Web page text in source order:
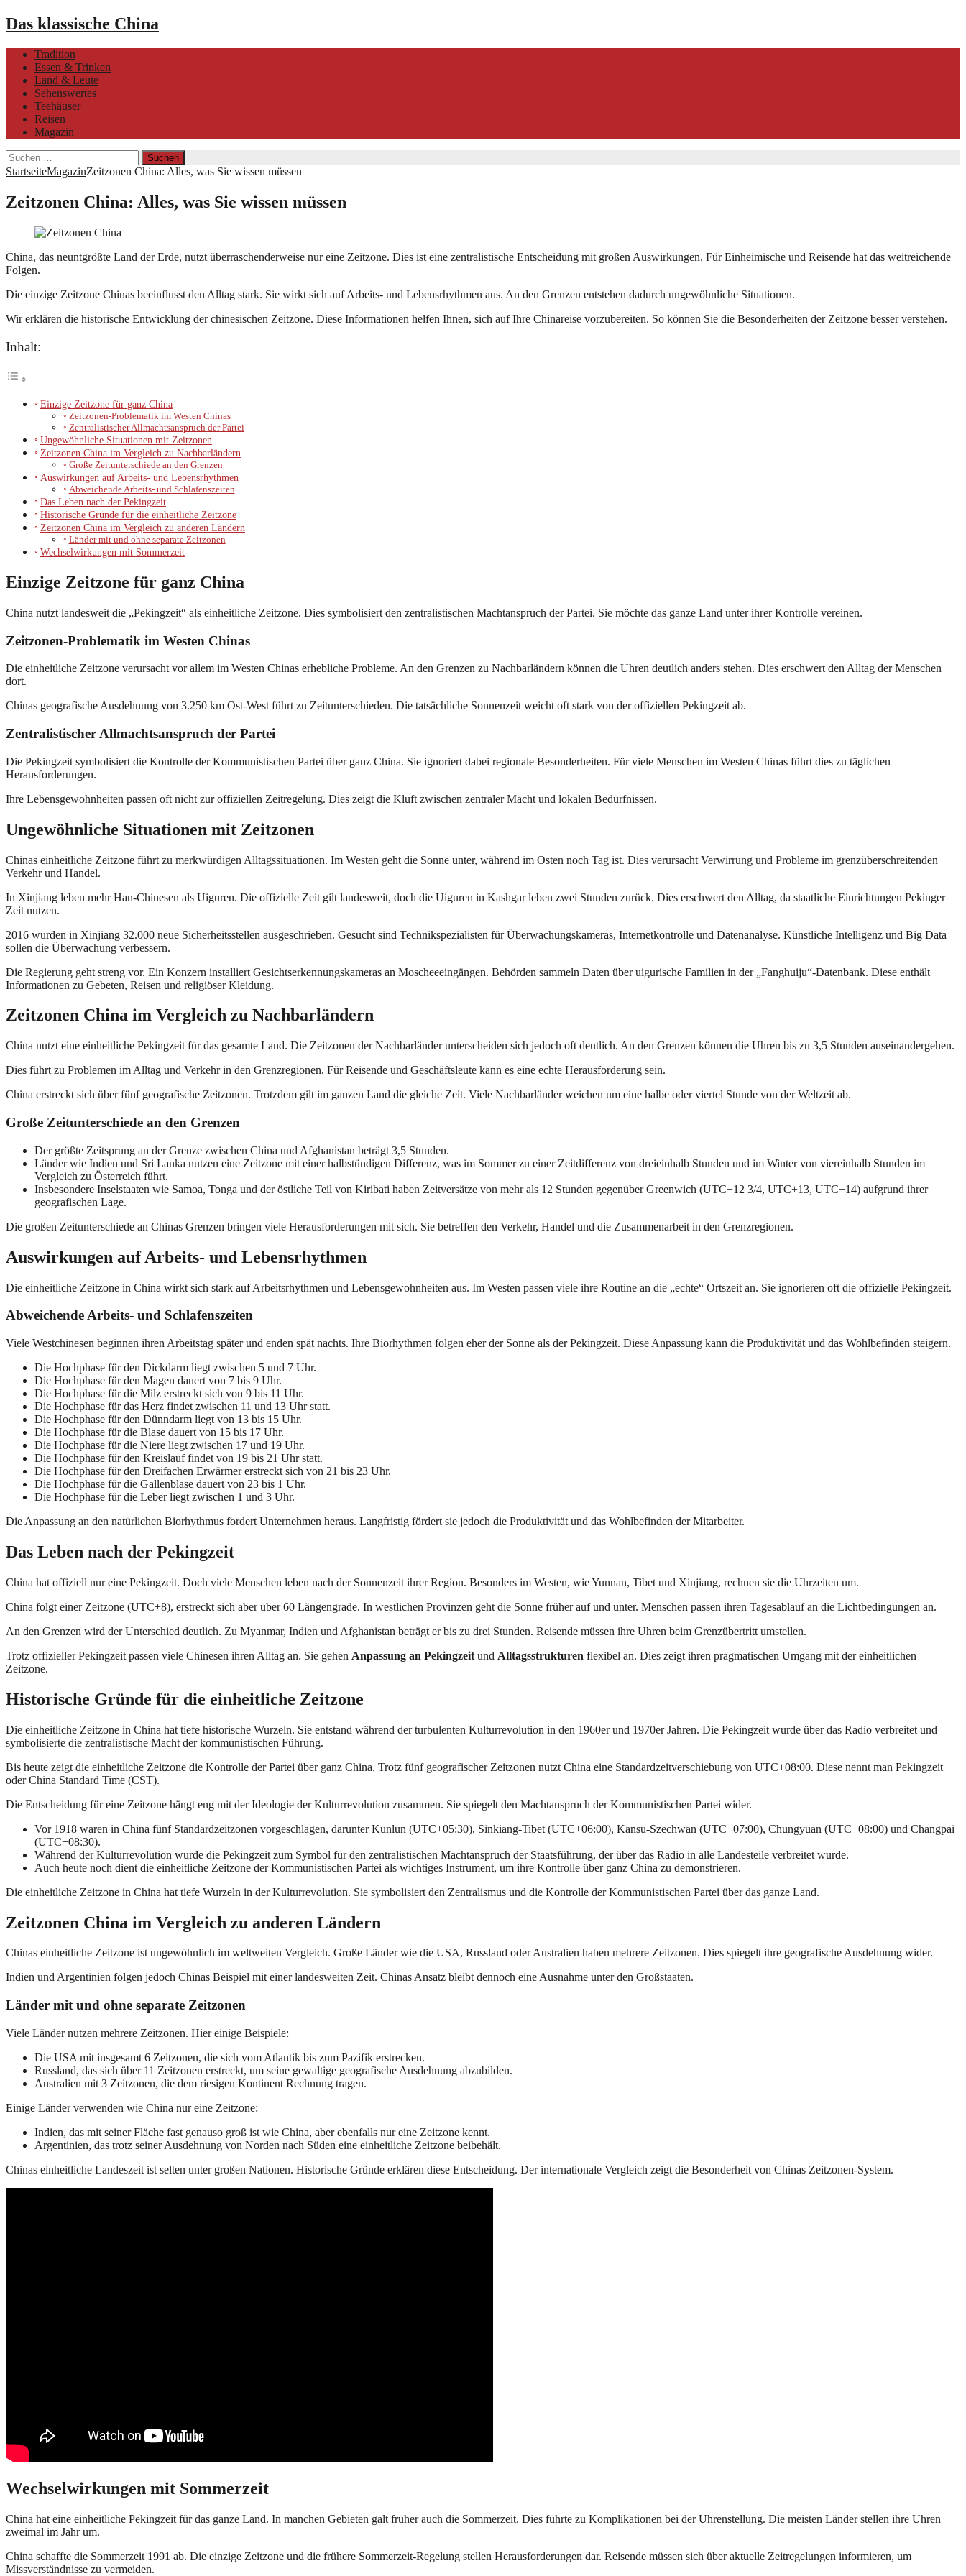
Das klassische China
Tradition
Essen & Trinken
Land & Leute
Sehenswertes
Teehäuser
Reisen
Magazin
Suchen
nach:
StartseiteMagazinZeitzonen China: Alles, was Sie wissen müssen
Zeitzonen China: Alles, was Sie wissen müssen
China, das neuntgrößte Land der Erde, nutzt überraschenderweise nur eine Zeitzone. Dies ist eine zentralistische Entscheidung mit großen Auswirkungen. Für Einheimische und Reisende hat das weitreichende
Folgen.
Die einzige Zeitzone Chinas beeinflusst den Alltag stark. Sie wirkt sich auf Arbeits- und Lebensrhythmen aus. An den Grenzen entstehen dadurch ungewöhnliche Situationen.
Wir erklären die historische Entwicklung der chinesischen Zeitzone. Diese Informationen helfen Ihnen, sich auf Ihre Chinareise vorzubereiten. So können Sie die Besonderheiten der Zeitzone besser verstehen.
Inhalt:
Einzige Zeitzone für ganz China
Zeitzonen-Problematik im Westen Chinas
Zentralistischer Allmachtsanspruch der Partei
Ungewöhnliche Situationen mit Zeitzonen
Zeitzonen China im Vergleich zu Nachbarländern
Große Zeitunterschiede an den Grenzen
Auswirkungen auf Arbeits- und Lebensrhythmen
Abweichende Arbeits- und Schlafenszeiten
Das Leben nach der Pekingzeit
Historische Gründe für die einheitliche Zeitzone
Zeitzonen China im Vergleich zu anderen Ländern
Länder mit und ohne separate Zeitzonen
Wechselwirkungen mit Sommerzeit
Einzige Zeitzone für ganz China
China nutzt landesweit die „Pekingzeit“ als einheitliche Zeitzone. Dies symbolisiert den zentralistischen Machtanspruch der Partei. Sie möchte das ganze Land unter ihrer Kontrolle vereinen.
Zeitzonen-Problematik im Westen Chinas
Die einheitliche Zeitzone verursacht vor allem im Westen Chinas erhebliche Probleme. An den Grenzen zu Nachbarländern können die Uhren deutlich anders stehen. Dies erschwert den Alltag der Menschen
dort.
Chinas geografische Ausdehnung von 3.250 km Ost-West führt zu Zeitunterschieden. Die tatsächliche Sonnenzeit weicht oft stark von der offiziellen Pekingzeit ab.
Zentralistischer Allmachtsanspruch der Partei
Die Pekingzeit symbolisiert die Kontrolle der Kommunistischen Partei über ganz China. Sie ignoriert dabei regionale Besonderheiten. Für viele Menschen im Westen Chinas führt dies zu täglichen
Herausforderungen.
Ihre Lebensgewohnheiten passen oft nicht zur offiziellen Zeitregelung. Dies zeigt die Kluft zwischen zentraler Macht und lokalen Bedürfnissen.
Ungewöhnliche Situationen mit Zeitzonen
Chinas einheitliche Zeitzone führt zu merkwürdigen Alltagssituationen. Im Westen geht die Sonne unter, während im Osten noch Tag ist. Dies verursacht Verwirrung und Probleme im grenzüberschreitenden
Verkehr und Handel.
In Xinjiang leben mehr Han-Chinesen als Uiguren. Die offizielle Zeit gilt landesweit, doch die Uiguren in Kashgar leben zwei Stunden zurück. Dies erschwert den Alltag, da staatliche Einrichtungen Pekinger
Zeit nutzen.
2016 wurden in Xinjiang 32.000 neue Sicherheitsstellen ausgeschrieben. Gesucht sind Technikspezialisten für Überwachungskameras, Internetkontrolle und Datenanalyse. Künstliche Intelligenz und Big Data
sollen die Überwachung verbessern.
Die Regierung geht streng vor. Ein Konzern installiert Gesichtserkennungskameras an Moscheeeingängen. Behörden sammeln Daten über uigurische Familien in der „Fanghuiju“-Datenbank. Diese enthält
Informationen zu Gebeten, Reisen und religiöser Kleidung.
Zeitzonen China im Vergleich zu Nachbarländern
China nutzt eine einheitliche Pekingzeit für das gesamte Land. Die Zeitzonen der Nachbarländer unterscheiden sich jedoch oft deutlich. An den Grenzen können die Uhren bis zu 3,5 Stunden auseinandergehen.
Dies führt zu Problemen im Alltag und Verkehr in den Grenzregionen. Für Reisende und Geschäftsleute kann es eine echte Herausforderung sein.
China erstreckt sich über fünf geografische Zeitzonen. Trotzdem gilt im ganzen Land die gleiche Zeit. Viele Nachbarländer weichen um eine halbe oder viertel Stunde von der Weltzeit ab.
Große Zeitunterschiede an den Grenzen
Der größte Zeitsprung an der Grenze zwischen China und Afghanistan beträgt 3,5 Stunden.
Länder wie Indien und Sri Lanka nutzen eine Zeitzone mit einer halbstündigen Differenz, was im Sommer zu einer Zeitdifferenz von dreieinhalb Stunden und im Winter von viereinhalb Stunden im
Vergleich zu Österreich führt.
Insbesondere Inselstaaten wie Samoa, Tonga und der östliche Teil von Kiribati haben Zeitversätze von mehr als 12 Stunden gegenüber Greenwich (UTC+12 3/4, UTC+13, UTC+14) aufgrund ihrer
geografischen Lage.
Die großen Zeitunterschiede an Chinas Grenzen bringen viele Herausforderungen mit sich. Sie betreffen den Verkehr, Handel und die Zusammenarbeit in den Grenzregionen.
Auswirkungen auf Arbeits- und Lebensrhythmen
Die einheitliche Zeitzone in China wirkt sich stark auf Arbeitsrhythmen und Lebensgewohnheiten aus. Im Westen passen viele ihre Routine an die „echte“ Ortszeit an. Sie ignorieren oft die offizielle Pekingzeit.
Abweichende Arbeits- und Schlafenszeiten
Viele Westchinesen beginnen ihren Arbeitstag später und enden spät nachts. Ihre Biorhythmen folgen eher der Sonne als der Pekingzeit. Diese Anpassung kann die Produktivität und das Wohlbefinden steigern.
Die Hochphase für den Dickdarm liegt zwischen 5 und 7 Uhr.
Die Hochphase für den Magen dauert von 7 bis 9 Uhr.
Die Hochphase für die Milz erstreckt sich von 9 bis 11 Uhr.
Die Hochphase für das Herz findet zwischen 11 und 13 Uhr statt.
Die Hochphase für den Dünndarm liegt von 13 bis 15 Uhr.
Die Hochphase für die Blase dauert von 15 bis 17 Uhr.
Die Hochphase für die Niere liegt zwischen 17 und 19 Uhr.
Die Hochphase für den Kreislauf findet von 19 bis 21 Uhr statt.
Die Hochphase für den Dreifachen Erwärmer erstreckt sich von 21 bis 23 Uhr.
Die Hochphase für die Gallenblase dauert von 23 bis 1 Uhr.
Die Hochphase für die Leber liegt zwischen 1 und 3 Uhr.
Die Anpassung an den natürlichen Biorhythmus fordert Unternehmen heraus. Langfristig fördert sie jedoch die Produktivität und das Wohlbefinden der Mitarbeiter.
Das Leben nach der Pekingzeit
China hat offiziell nur eine Pekingzeit. Doch viele Menschen leben nach der Sonnenzeit ihrer Region. Besonders im Westen, wie Yunnan, Tibet und Xinjiang, rechnen sie die Uhrzeiten um.
China folgt einer Zeitzone (UTC+8), erstreckt sich aber über 60 Längengrade. In westlichen Provinzen geht die Sonne früher auf und unter. Menschen passen ihren Tagesablauf an die Lichtbedingungen an.
An den Grenzen wird der Unterschied deutlich. Zu Myanmar, Indien und Afghanistan beträgt er bis zu drei Stunden. Reisende müssen ihre Uhren beim Grenzübertritt umstellen.
Trotz offizieller Pekingzeit passen viele Chinesen ihren Alltag an. Sie gehen Anpassung an Pekingzeit und Alltagsstrukturen flexibel an. Dies zeigt ihren pragmatischen Umgang mit der einheitlichen
Zeitzone.
Historische Gründe für die einheitliche Zeitzone
Die einheitliche Zeitzone in China hat tiefe historische Wurzeln. Sie entstand während der turbulenten Kulturrevolution in den 1960er und 1970er Jahren. Die Pekingzeit wurde über das Radio verbreitet und
symbolisierte die zentralistische Macht der kommunistischen Führung.
Bis heute zeigt die einheitliche Zeitzone die Kontrolle der Partei über ganz China. Trotz fünf geografischer Zeitzonen nutzt China eine Standardzeitverschiebung von UTC+08:00. Diese nennt man Pekingzeit
oder China Standard Time (CST).
Die Entscheidung für eine Zeitzone hängt eng mit der Ideologie der Kulturrevolution zusammen. Sie spiegelt den Machtanspruch der Kommunistischen Partei wider.
Vor 1918 waren in China fünf Standardzeitzonen vorgeschlagen, darunter Kunlun (UTC+05:30), Sinkiang-Tibet (UTC+06:00), Kansu-Szechwan (UTC+07:00), Chungyuan (UTC+08:00) und Changpai
(UTC+08:30).
Während der Kulturrevolution wurde die Pekingzeit zum Symbol für den zentralistischen Machtanspruch der Staatsführung, der über das Radio in alle Landesteile verbreitet wurde.
Auch heute noch dient die einheitliche Zeitzone der Kommunistischen Partei als wichtiges Instrument, um ihre Kontrolle über ganz China zu demonstrieren.
Die einheitliche Zeitzone in China hat tiefe Wurzeln in der Kulturrevolution. Sie symbolisiert den Zentralismus und die Kontrolle der Kommunistischen Partei über das ganze Land.
Zeitzonen China im Vergleich zu anderen Ländern
Chinas einheitliche Zeitzone ist ungewöhnlich im weltweiten Vergleich. Große Länder wie die USA, Russland oder Australien haben mehrere Zeitzonen. Dies spiegelt ihre geografische Ausdehnung wider.
Indien und Argentinien folgen jedoch Chinas Beispiel mit einer landesweiten Zeit. Chinas Ansatz bleibt dennoch eine Ausnahme unter den Großstaaten.
Länder mit und ohne separate Zeitzonen
Viele Länder nutzen mehrere Zeitzonen. Hier einige Beispiele:
Die USA mit insgesamt 6 Zeitzonen, die sich vom Atlantik bis zum Pazifik erstrecken.
Russland, das sich über 11 Zeitzonen erstreckt, um seine gewaltige geografische Ausdehnung abzubilden.
Australien mit 3 Zeitzonen, die dem riesigen Kontinent Rechnung tragen.
Einige Länder verwenden wie China nur eine Zeitzone:
Indien, das mit seiner Fläche fast genauso groß ist wie China, aber ebenfalls nur eine Zeitzone kennt.
Argentinien, das trotz seiner Ausdehnung von Norden nach Süden eine einheitliche Zeitzone beibehält.
Chinas einheitliche Landeszeit ist selten unter großen Nationen. Historische Gründe erklären diese Entscheidung. Der internationale Vergleich zeigt die Besonderheit von Chinas Zeitzonen-System.
Wechselwirkungen mit Sommerzeit
China hat eine einheitliche Pekingzeit für das ganze Land. In manchen Gebieten galt früher auch die Sommerzeit. Dies führte zu Komplikationen bei der Uhrenstellung. Die meisten Länder stellen ihre Uhren
zweimal im Jahr um.
China schaffte die Sommerzeit 1991 ab. Die einzige Zeitzone und die frühere Sommerzeit-Regelung stellen Herausforderungen dar. Reisende müssen sich über aktuelle Zeitregelungen informieren, um
Missverständnisse zu vermeiden.